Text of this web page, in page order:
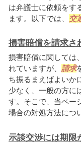
は弁護士に依頼をす
ます。以下では、 交
損害賠償を請求さ
損害賠償に関しては、
れていますが、 請求
ち振るまえばよいか
少なく、一般の方に
す。そこで、当ペー
場合の対処方法につ
示談交渉には期限